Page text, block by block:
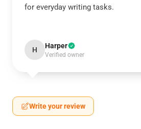
for everyday writing tasks.
H Harper
Verified owner
Write your review